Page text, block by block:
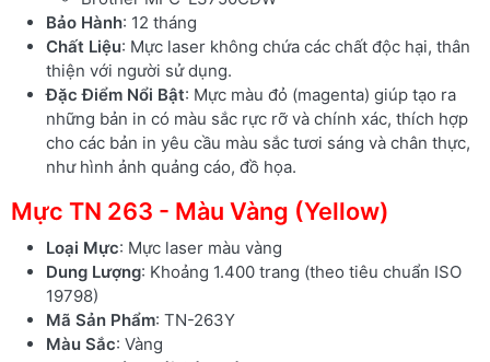
Bảo Hành: 12 tháng
Chất Liệu: Mực laser không chứa các chất độc hại, thân
thiện với người sử dụng.
Đặc Điểm Nổi Bật: Mực màu đỏ (magenta) giúp tạo ra
những bản in có màu sắc rực rỡ và chính xác, thích hợp
cho các bản in yêu cầu màu sắc tươi sáng và chân thực,
như hình ảnh quảng cáo, đồ họa.
Mực TN 263 - Màu Vàng (Yellow)
Loại Mực: Mực laser màu vàng
Dung Lượng: Khoảng 1.400 trang (theo tiêu chuẩn ISO
19798)
Mã Sản Phẩm: TN-263Y
Màu Sắc: Vàng